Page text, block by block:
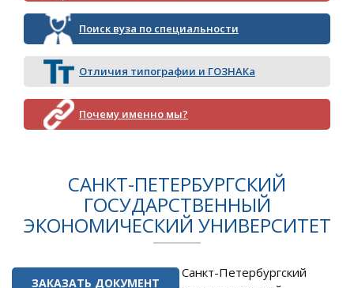
Поиск вуза по специальности
Отличия типографии и ГОЗНАКа
Почему именно мы?
САНКТ-ПЕТЕРБУРГСКИЙ
ГОСУДАРСТВЕННЫЙ
ЭКОНОМИЧЕСКИЙ УНИВЕРСИТЕТ
ЗАКАЗАТЬ ДОКУМЕНТ
Санкт-Петербургский